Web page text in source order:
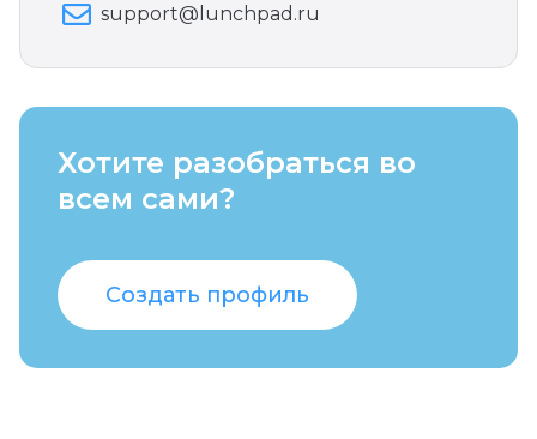
support@lunchpad.ru
Хотите разобраться во
всем сами?
Создать профиль